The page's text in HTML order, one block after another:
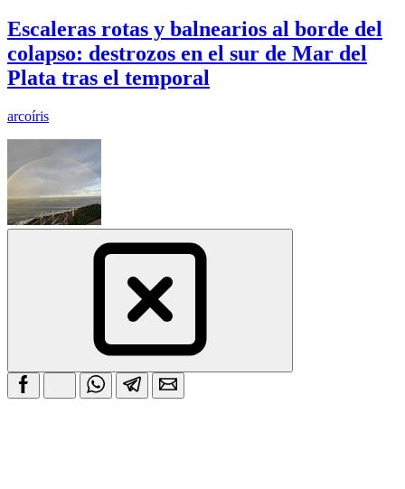
Escaleras rotas y balnearios al borde del
colapso: destrozos en el sur de Mar del
Plata tras el temporal
arcoíris